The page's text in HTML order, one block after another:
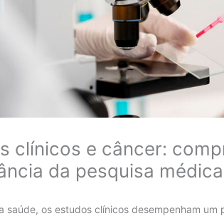
clínicos e câncer:
da pesquisa médica
saúde, os estudos clínicos desempenham